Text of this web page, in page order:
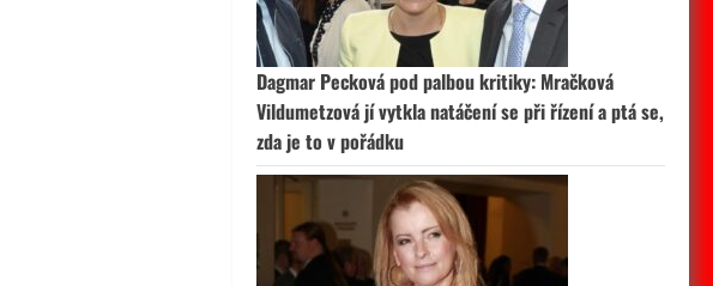
Dagmar Pecková pod palbou kritiky: Mračková
Vildumetzová jí vytkla natáčení se při řízení a ptá se,
zda je to v pořádku